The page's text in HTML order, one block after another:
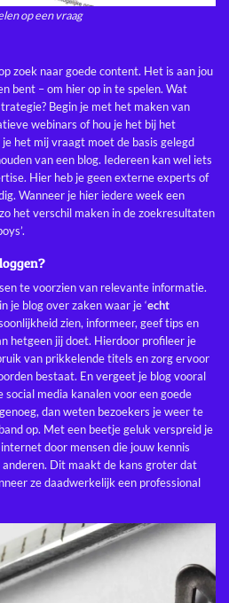
op een vraag
zoek naar goede content. Het is aan jou
bent – om hier op in te spelen. Wat
Begin je met het maken van
webinars of hou je het bij het
je het mij vraagt moet de basis gelegd
van een blog. Iedereen kan wel iets
Hier heb je geen externe experts of
Wanneer je hier iedere week een
het verschil maken in de zoekresultaten
te voorzien van relevante informatie.
je blog over zaken waar je ‘echt
zien, informeer, geef tips en
hetgeen jij doet. Hierdoor profileer je
van prikkelende titels en zorg ervoor
bestaat. En vergeet je blog vooral
social media kanalen voor eengoede
dan weten bezoekers je weer te
op. Met een beetje geluk verspreid je
door mensen die jouw kennis
Dit maakt de kans groter dat
ze daadwerkelijk een professional